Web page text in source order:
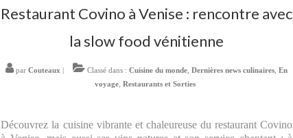
Restaurant Covino à Venise : rencontre avec
la slow food vénitienne
parCouteaux | Classé dans :Cuisine du monde ,Dernières news culinaires ,En
voyage, Restaurants et Sorties
Découvrez la cuisine vibrante et chaleureuse du restaurant Covino